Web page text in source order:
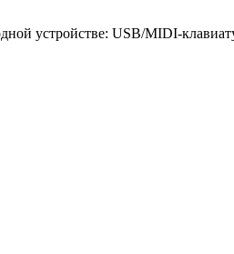
устройстве: USB/MIDI-